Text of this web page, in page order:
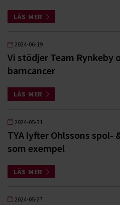
LÄS MER
2024-06-19
Vi stödjer Team Rynkeby
barncancer
LÄS MER
2024-05-31
TYA lyfter Ohlssons
som exempel
LÄS MER
2024-05-27